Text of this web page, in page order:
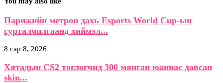
Парижийн метрон дахь Esports World Cup-ын
сурталчилгаанд хиймэл...
8 сар 8, 2026
Хятадын CS2 тоглогчид 300 мянган юаниас давсан
skin...